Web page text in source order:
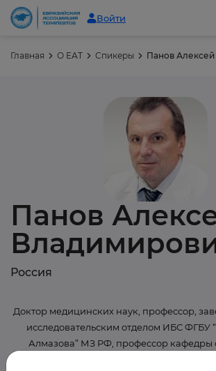
Войти
Главная О ЕАТ Спикеры Панов
Панов
Россия
Доктор медицинских наук, профессор,
исследовательским отделом ИБС
Алмазова” МЗ РФ, профессор кафедры